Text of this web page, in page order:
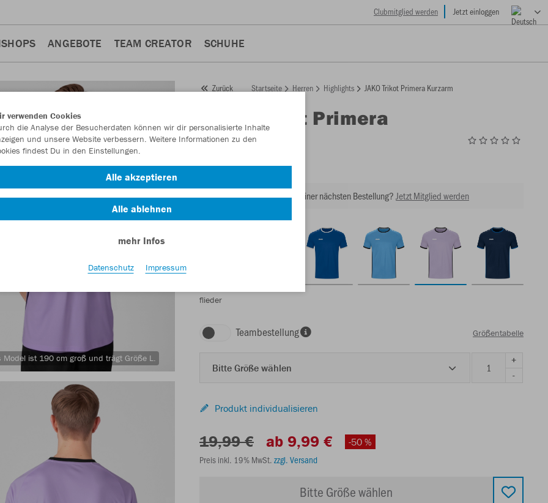
Clubmitglied werden Jetzt einloggen
ANGEBOTE TEAM CREATOR SCHUHE
Model ist 190 cm groß und trägt Größe L.
Zurück Startseite Herren Highlights JAKO Trikot Primera Kurzarm
Trikot Primera
Kurzarm
Lust auf 30% Rabatt bei Deiner nächsten Bestellung? Jetzt Mitglied werden
flieder
Teambestellung Größentabelle
Bitte Größe wählen
+
-
Produkt individualisieren
19,99 € ab 9,99 €
-50 %
Preis inkl. 19% MwSt. zzgl. Versand
Bitte Größe wählen
verwenden Cookies
die Analyse der Besucherdaten können wir dir personalisierte Inhalte
und unsere Website verbessern. Weitere Informationen zu den
findest Du in den Einstellungen.
Alle akzeptieren
Alle ablehnen
mehr Infos
Datenschutz Impressum